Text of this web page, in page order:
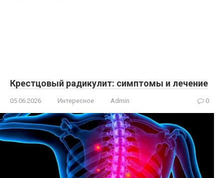
Крестцовый радикулит: симптомы и лечение
05.06.2026 Интересное Admin 0